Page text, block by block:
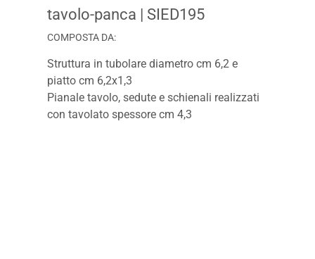
tavolo-panca | SIED195
COMPOSTA DA:
Struttura in tubolare diametro cm 6,2 e
piatto cm 6,2x1,3
Pianale tavolo, sedute e schienali realizzati
con tavolato spessore cm 4,3